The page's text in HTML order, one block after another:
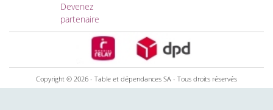
Devenez
partenaire
Copyright © 2026 - Table et dépendances SA - Tous droits réservés